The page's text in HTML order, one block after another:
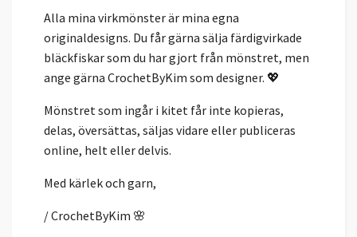
Alla mina virkmönster är mina egna
originaldesigns. Du får gärna sälja färdigvirkade
bläckfiskar som du har gjort från mönstret, men
ange gärna CrochetByKim som designer. 💖
Mönstret som ingår i kitet får inte kopieras,
delas, översättas, säljas vidare eller publiceras
online, helt eller delvis.
Med kärlek och garn,
/ CrochetByKim 🌸